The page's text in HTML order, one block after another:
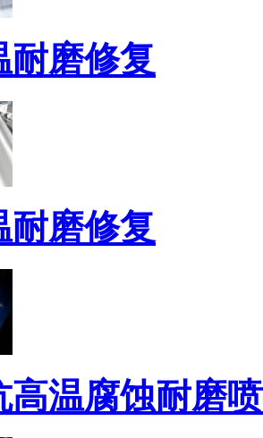
耐磨修复
耐磨修复
高温腐蚀耐磨喷